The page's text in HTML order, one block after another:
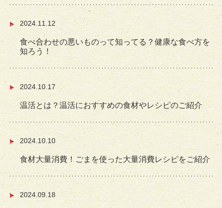
2024.11.12
食べ合わせの悪いものって知ってる？健康な食べ方を
知ろう！
2024.10.17
温活とは？温活におすすめの食材やレシピのご紹介
2024.10.10
食材大量消費！ごまを使った大量消費レシピをご紹介
2024.09.18